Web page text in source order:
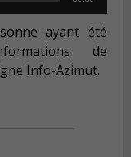
ayant été
de
Info-Azimut.